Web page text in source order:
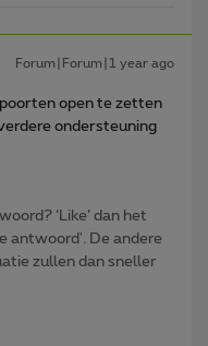
Forum|Forum|1 year ago
open te zetten
ondersteuning
‘Like’ dan het
antwoord'. De andere
zullen dan sneller